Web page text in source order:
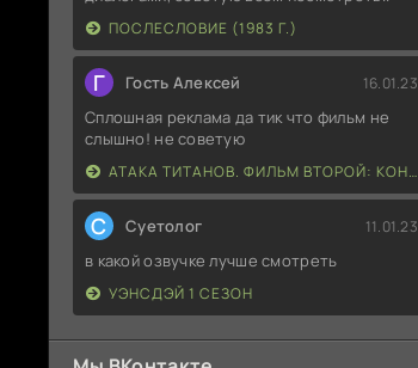
ПОСЛЕСЛОВИЕ (1983 Г.)
Г Гость Алексей 16.01.23
Сплошная реклама да тик что фильм не
слышно! не советую
АТАКА ТИТАНОВ. ФИЛЬМ ВТОРОЙ: КОНЕЦ СВЕТА
С Суетолог 11.01.23
в какой озвучке лучше смотреть
УЭНСДЭЙ 1 СЕЗОН